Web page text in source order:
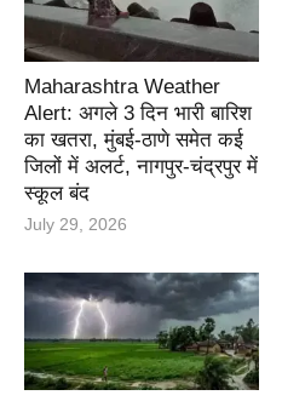
Maharashtra Weather
Alert: अगले 3 दिन भारी बारिश
का खतरा, मुंबई-ठाणे समेत कई
जिलों में अलर्ट, नागपुर-चंद्रपुर में
स्कूल बंद
July 29, 2026